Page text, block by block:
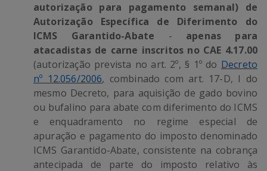
autorização para pagamento semanal) de
Autorização Específica de Diferimento do
ICMS Garantido-Abate - apenas para
atacadistas de carne inscritos no CAE 4.17.00
(autorização prevista no art. 2º, § 1º do Decreto
nº 12.056/2006, combinado com art. 17-D, I do
mesmo Decreto, para aquisição de gado bovino
ou bufalino para abate com diferimento do ICMS
e enquadramento no regime especial de
apuração e pagamento do imposto denominado
ICMS Garantido-Abate, consistente na cobrança
antecipada de parte do imposto relativo às